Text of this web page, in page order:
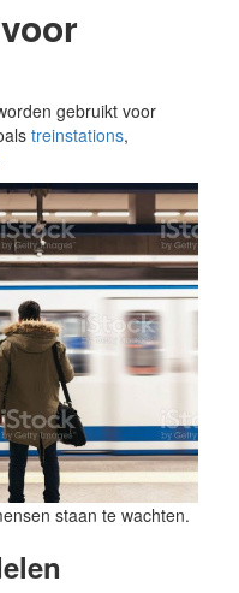
gebruikt voor
treinstations,
staan te wachten.